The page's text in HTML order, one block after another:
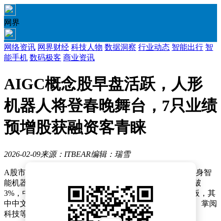
网界
网络资讯 网界财经 科技人物 数据洞察 行业动态 智能出行 智
能手机 数码极客 商业资讯
AIGC概念股早盘活跃，人形
机器人将登春晚舞台，7只业绩
预增股获融资客青睐
2026-02-09来源：ITBEAR编辑：瑞雪
A股市场迎来AI与机器人双主线行情，AIGC概念股与具身智
能机器人板块同步走强。2月9日早盘，创业板指涨幅突破
3%，中文在线、海看股份等AIGC概念股开盘即封涨停板，其
中中文在线涨停封单量超过33万手。捷成股份、风语筑、掌阅
科技等十余只概念股集体涨停，形成板块联动效应。